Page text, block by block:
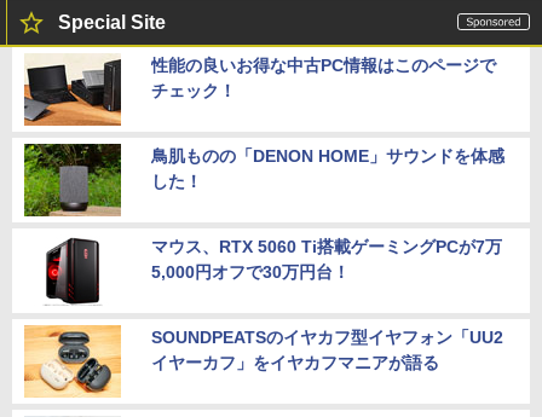
Special Site
性能の良いお得な中古PC情報はこのページで
チェック！
鳥肌ものの「DENON HOME」サウンドを体感
した！
マウス、RTX 5060 Ti搭載ゲーミングPCが7万
5,000円オフで30万円台！
SOUNDPEATSのイヤカフ型イヤフォン「UU2
イヤーカフ」をイヤカフマニアが語る